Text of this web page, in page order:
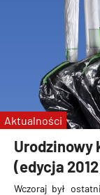
Urodzinowy
(edycja
Wczoraj był
Aktualności